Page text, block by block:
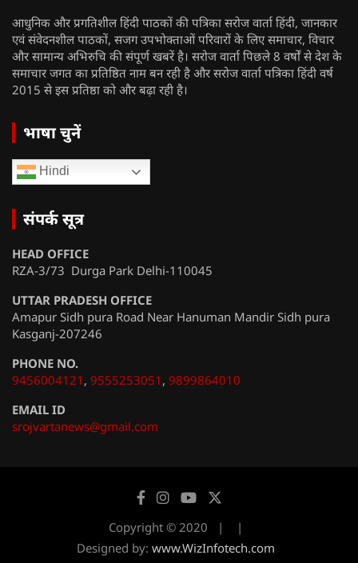
आधुनिक और प्रगतिशील हिंदी पाठकों की पत्रिका सरोज वार्ता हिंदी, जानकार
एवं संवेदनशील पाठकों, सजग उपभोक्ताओं परिवारों के लिए समाचार, विचार
और सामान्य अभिरुचि की संपूर्ण खबरें है। सरोज वार्ता पिछले 8 वर्षों से देश के
समाचार जगत का प्रतिष्ठित नाम बन रही है और सरोज वार्ता पत्रिका हिंदी वर्ष
2015 से इस प्रतिष्ठा को और बढ़ा रही है।
भाषा चुनें
Hindi
संपर्क सूत्र
HEAD OFFICE
RZA-3/73 Durga Park Delhi-110045
UTTAR PRADESH OFFICE
Amapur Sidh pura Road Near Hanuman Mandir Sidh pura
Kasganj-207246
PHONE NO.
9456004121 , 9555253051 , 9899864010
EMAIL ID
srojvartanews@gmail.com
Copyright © 2020
Designed by: www.WizInfotech.com